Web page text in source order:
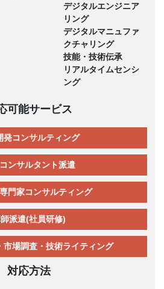
デジタルエンジニア
リング
デジタルマニュファ
クチャリング
技能・技術伝承
リアルタイムセンシ
ング
可能サービス
発コンサルティング
ンサルタント派遣
門家コンサルティング
派遣(社員研修)
市場調査・技術ライティング
対応方法